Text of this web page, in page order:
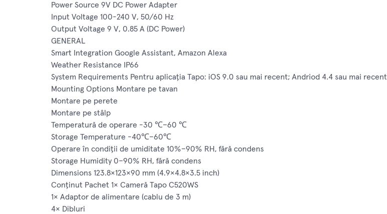
Power Source 9V DC Power Adapter
Input Voltage 100-240 V, 50/60 Hz
Output Voltage 9 V, 0.85 A (DC Power)
GENERAL
Smart Integration Google Assistant, Amazon Alexa
Weather Resistance IP66
System Requirements Pentru aplicația Tapo: iOS 9.0 sau mai recent; Andriod 4.4 sau mai recent
Mounting Options Montare pe tavan
Montare pe perete
Montare pe stâlp
Temperatură de operare -30 ℃–60 ℃
Storage Temperature -40℃–60℃
Operare în condiții de umiditate 10%–90% RH, fără condens
Storage Humidity 0–90% RH, fără condens
Dimensions 123.8×123×90 mm (4.9×4.8×3.5 inch)
Conținut Pachet 1× Cameră Tapo C520WS
1× Adaptor de alimentare (cablu de 3 m)
4× Dibluri